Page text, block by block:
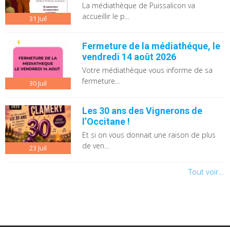
31 Juil
La médiathèque de Puissalicon va
accueillir le p...
30Juil
Fermeture de la médiathéque, le
vendredi 14 août 2026
Votre médiathèque vous informe de sa
fermeture...
23 Juil
Les 30 ans des Vignerons de
l’Occitane !
Et si on vous donnait une raison de plus
de ven...
Tout voir...